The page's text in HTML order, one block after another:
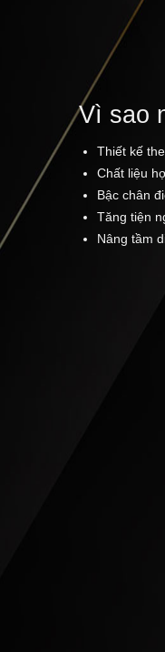
Vì sao
Thiết kế
Chất liệu
Bậc chân
Tăng tiện
Nâng tầm